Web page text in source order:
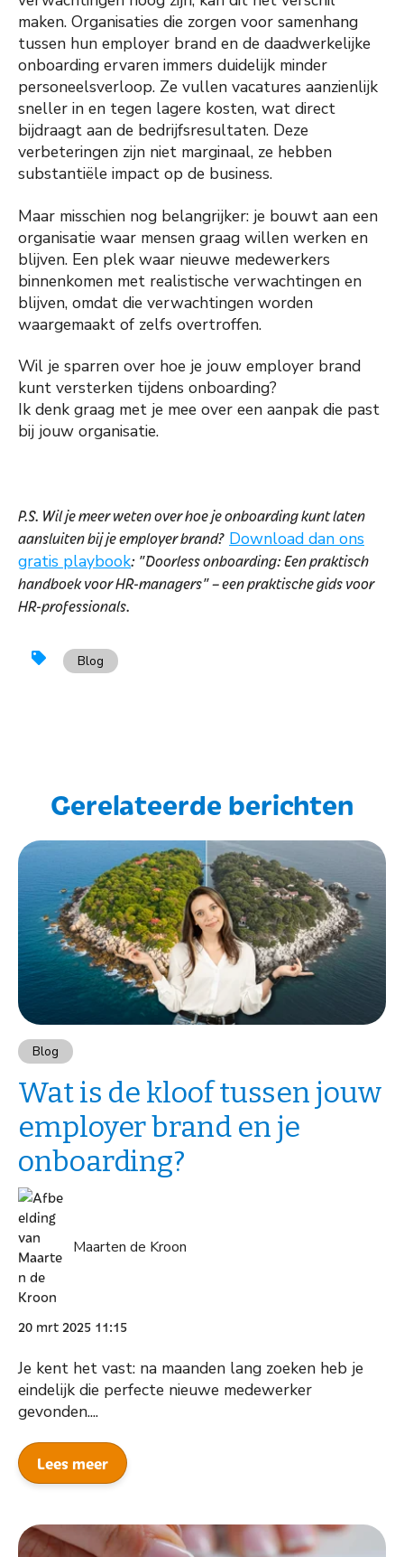
maken. Organisaties die zorgen voor samenhang
tussen hun employer brand en de daadwerkelijke
onboarding ervaren immers duidelijk minder
personeelsverloop. Ze vullen vacatures aanzienlijk
sneller in en tegen lagere kosten, wat direct
bijdraagt aan de bedrijfsresultaten. Deze
verbeteringen zijn niet marginaal, ze hebben
substantiële impact op de business.
Maar misschien nog belangrijker: je bouwt aan een
organisatie waar mensen graag willen werken en
blijven. Een plek waar nieuwe medewerkers
binnenkomen met realistische verwachtingen en
blijven, omdat die verwachtingen worden
waargemaakt of zelfs overtroffen.
Wil je sparren over hoe je jouw employer brand
kunt versterken tijdens onboarding?
Ik denk graag met je mee over een aanpak die past
bij jouw organisatie.
P.S. Wil je meer weten over hoe je onboarding kunt laten
aansluiten bij je employer brand? Download dan ons
gratis playbook: "Doorless onboarding: Een praktisch
handboek voor HR-managers" – een praktische gids voor
HR-professionals.
Blog
Gerelateerde berichten
Blog
Wat is de kloof tussen jouw
employer brand en je
onboarding?
Maarten de Kroon
20 mrt 2025 11:15
Je kent het vast: na maanden lang zoeken heb je
eindelijk die perfecte nieuwe medewerker
gevonden....
Lees meer